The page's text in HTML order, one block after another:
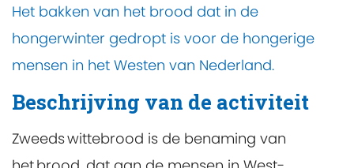
Het bakken van het brood dat in de
hongerwinter gedropt is voor de hongerige
mensen in het Westen van Nederland.
Beschrijving van de activiteit
Zweeds wittebrood is de benaming van